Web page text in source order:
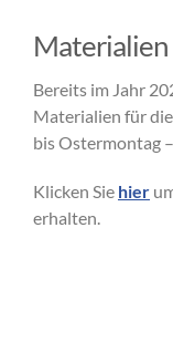
Materialien
Bereits im Jahr
Materialien für
bis Ostermontag
Klicken Sie hier
erhalten.